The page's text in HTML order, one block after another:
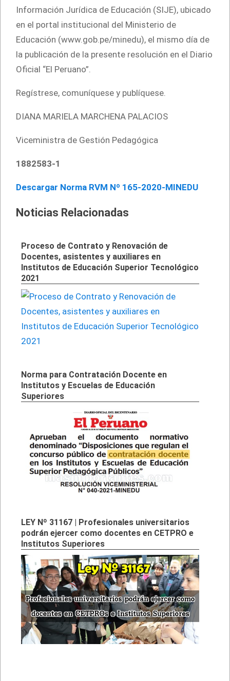
Información Jurídica de Educación (SIJE), ubicado
en el portal institucional del Ministerio de
Educación (www.gob.pe/minedu), el mismo día de
la publicación de la presente resolución en el Diario
Oficial “El Peruano”.
Regístrese, comuníquese y publíquese.
DIANA MARIELA MARCHENA PALACIOS
Viceministra de Gestión Pedagógica
1882583-1
Descargar Norma RVM Nº 165-2020-MINEDU
Noticias Relacionadas
Proceso de Contrato y Renovación de
Docentes, asistentes y auxiliares en
Institutos de Educación Superior Tecnológico
2021
Norma para Contratación Docente en
Institutos y Escuelas de Educación
Superiores
LEY Nº 31167 | Profesionales universitarios
podrán ejercer como docentes en CETPRO e
Institutos Superiores